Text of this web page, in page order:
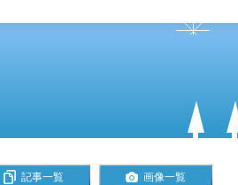
記事一覧 画像一覧